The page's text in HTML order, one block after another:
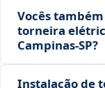
Vocês
torneira
Campinas‑SP?
Instalação de